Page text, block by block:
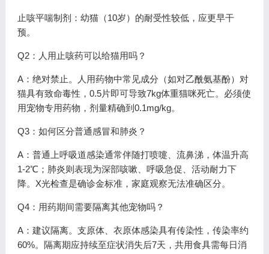
止咳平喘制剂：幼猫（10岁）的耐受性较低，应更早干
预。
Q2：人用止咳药可以给猫用吗？
A：绝对禁止。人用药物中常见成分（如对乙酰氨基酚）对
猫具有致命毒性，0.5片即可导致7kg体重猫咪死亡。必须使
用宠物专用药物，剂量精确到0.1mg/kg。
Q3：如何区分普通感冒和肺炎？
A：普通上呼吸道感染通常伴随打喷嚏、流鼻涕，体温升高
1-2℃；肺炎则表现为深部咳嗽、呼吸急促、活动耐力下
降。X光检查是确诊金标准，家庭观察无法准确区分。
Q4：用药期间需要隔离其他宠物吗？
A：建议隔离。支原体、衣原体感染具有传染性，传染率约
60%。隔离期应持续至症状消失后7天，共用食具需每日消